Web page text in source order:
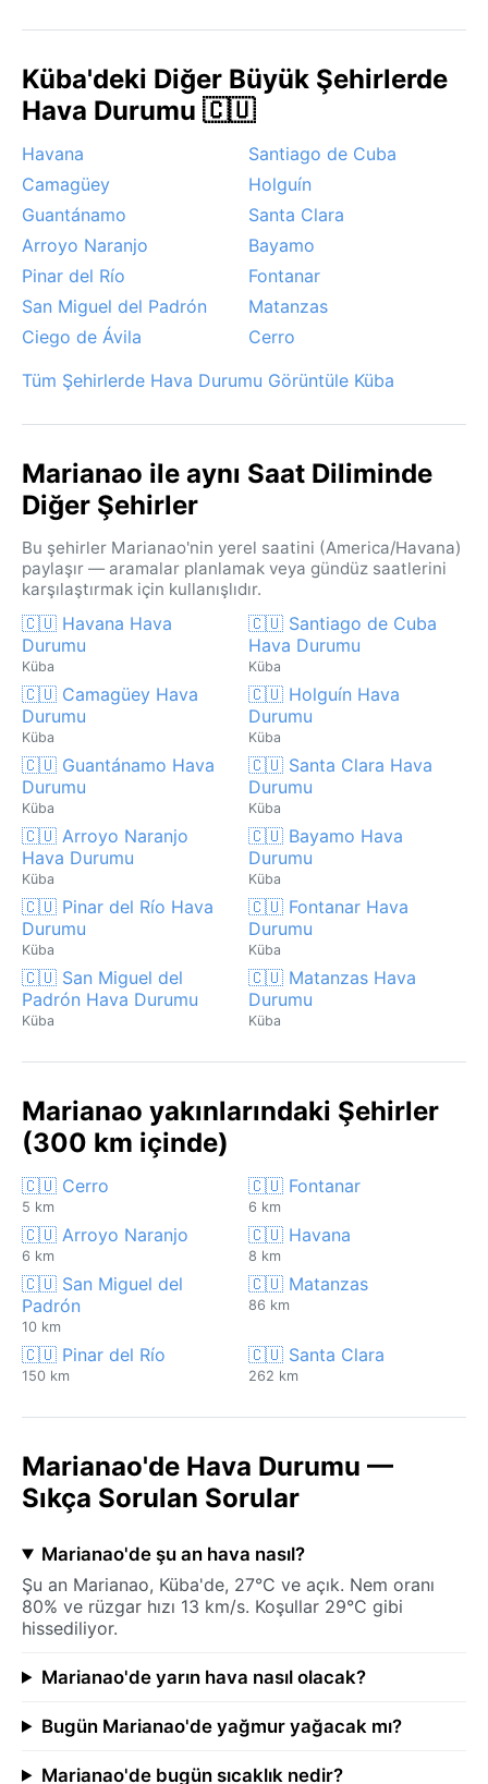
Küba'deki Diğer Büyük Şehirlerde
Hava Durumu 🇨🇺
Havana
Santiago de Cuba
Camagüey
Holguín
Guantánamo
Santa Clara
Arroyo Naranjo
Bayamo
Pinar del Río
Fontanar
San Miguel del Padrón
Matanzas
Ciego de Ávila
Cerro
Tüm Şehirlerde Hava Durumu Görüntüle Küba
Marianao ile aynı Saat Diliminde
Diğer Şehirler
Bu şehirler Marianao'nin yerel saatini (America/Havana)
paylaşır — aramalar planlamak veya gündüz saatlerini
karşılaştırmak için kullanışlıdır.
🇨🇺 Havana Hava
Durumu
Küba
🇨🇺 Santiago de Cuba
Hava Durumu
Küba
🇨🇺 Camagüey Hava
Durumu
Küba
🇨🇺 Holguín Hava
Durumu
Küba
🇨🇺 Guantánamo Hava
Durumu
Küba
🇨🇺 Santa Clara Hava
Durumu
Küba
🇨🇺 Arroyo Naranjo
Hava Durumu
Küba
🇨🇺 Bayamo Hava
Durumu
Küba
🇨🇺 Pinar del Río Hava
Durumu
Küba
🇨🇺 Fontanar Hava
Durumu
Küba
🇨🇺 San Miguel del
Padrón Hava Durumu
Küba
🇨🇺 Matanzas Hava
Durumu
Küba
Marianao yakınlarındaki Şehirler
(300 km içinde)
🇨🇺 Cerro
5 km
🇨🇺 Fontanar
6 km
🇨🇺 Arroyo Naranjo
6 km
🇨🇺 Havana
8 km
🇨🇺 San Miguel del
Padrón
10 km
🇨🇺 Matanzas
86 km
🇨🇺 Pinar del Río
150 km
🇨🇺 Santa Clara
262 km
Marianao'de Hava Durumu —
Sıkça Sorulan Sorular
Marianao'de şu an hava nasıl?
Şu an Marianao, Küba'de, 27°C ve açık. Nem oranı
80% ve rüzgar hızı 13 km/s. Koşullar 29°C gibi
hissediliyor.
Marianao'de yarın hava nasıl olacak?
Bugün Marianao'de yağmur yağacak mı?
Marianao'de bugün sıcaklık nedir?